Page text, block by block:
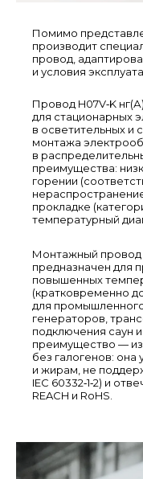
Помимо
производит
провод,
и условия
Провод H07V‑K
для стационарных
в осветительных и
монтажа
в
преимущества:
горении
прокладке
температурный
Монтажный провод
предназначен для
повышенных
(кратковременно
для
генераторов,
подключения саун
преимущество —
без галогенов: она
и жирам, не
IEC 60332‑1‑2) и
REACH и RoHS.